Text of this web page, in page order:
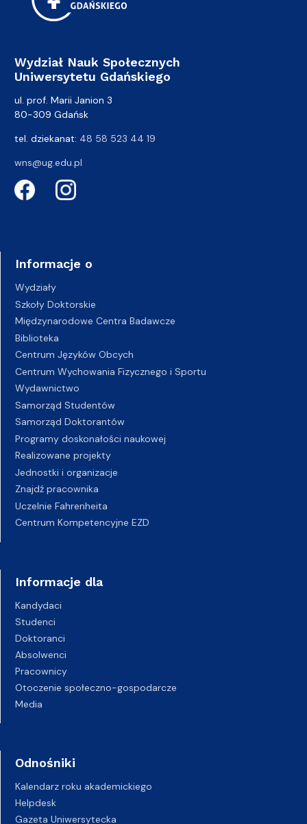
Wydział Nauk Społecznych
Uniwersytetu Gdańskiego
ul. prof. Marii Janion 3
80-309 Gdańsk
tel. dziekanat: 48 58 523 44 19
wns@ug.edu.pl
Informacje o
Wydziały
Szkoły Doktorskie
Międzynarodowe Centra Badawcze
Biblioteka
Centrum Języków Obcych
Centrum Wychowania Fizycznego i Sportu
Wydawnictwo
Samorząd Studentów
Samorząd Doktorantów
Programy doskonałości naukowej
Realizowane projekty
Jednostki i organizacje
Znajdź pracownika
Uczelnie Fahrenheita
Centrum Kompetencyjne EZD
Informacje dla
Kandydaci
Studenci
Doktoranci
Absolwenci
Pracownicy
Otoczenie społeczno-gospodarcze
Media
Odnośniki
Kalendarz roku akademickiego
Helpdesk
Gazeta Uniwersytecka